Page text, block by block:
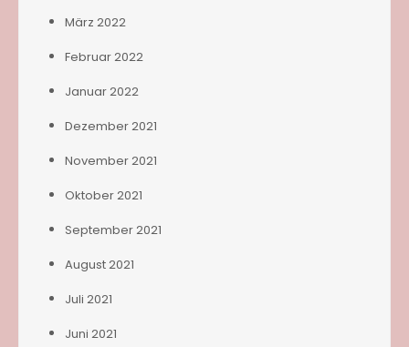
März 2022
Februar 2022
Januar 2022
Dezember 2021
November 2021
Oktober 2021
September 2021
August 2021
Juli 2021
Juni 2021